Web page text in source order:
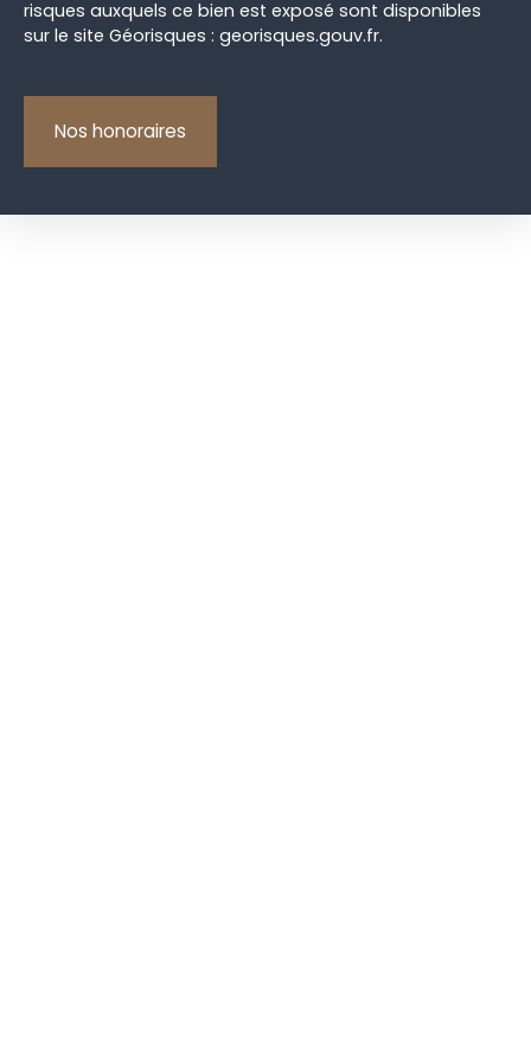
risques auxquels ce bien est exposé sont disponibles
sur le site Géorisques : georisques.gouv.fr.
Nos honoraires